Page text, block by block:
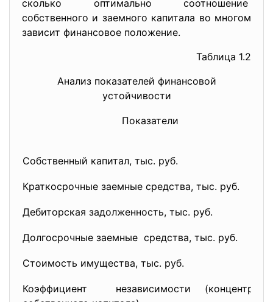
сколько оптимально соотношение
собственного и заемного капитала во многом
зависит финансовое положение.
Таблица 1.2
Анализ показателей финансовой
устойчивости
Показатели
Собственный капитал, тыс. руб.
Краткосрочные заемные средства, тыс. руб.
Дебиторская задолженность, тыс. руб.
Долгосрочные заемные средства, тыс. руб.
Стоимость имущества, тыс. руб.
Коэффициент независимости